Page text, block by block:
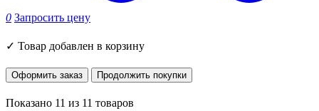
0 Запросить цену
✓ Товар добавлен в корзину
Оформить заказ Продолжить покупки
Показано 11 из 11 товаров